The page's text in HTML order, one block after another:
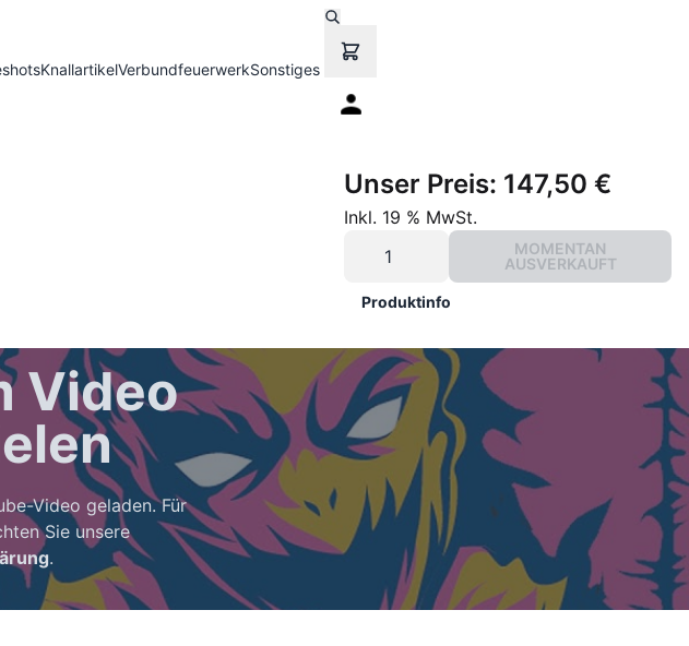
KnallartikelVerbundfeuerwerkSonstiges
Unser Preis: 147,50 €
Inkl. 19 % MwSt.
MOMENTAN
AUSVERKAUFT
Produktinfo
Video
Video geladen. Für
Sie unsere
.